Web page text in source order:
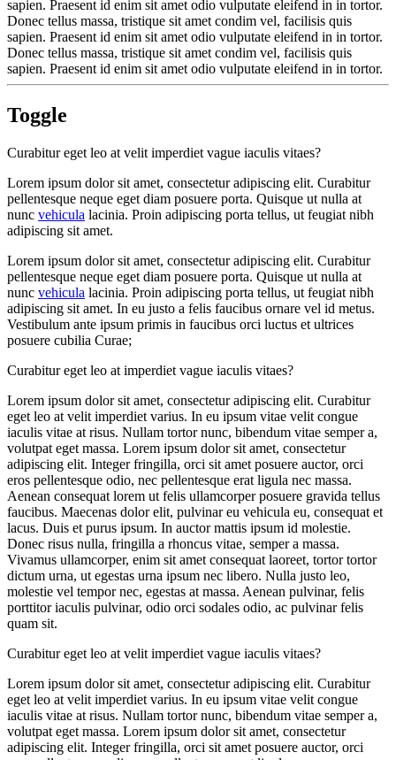
sapien. Praesent id enim sit amet odio vulputate eleifend in in tortor.
Donec tellus massa, tristique sit amet condim vel, facilisis quis
sapien. Praesent id enim sit amet odio vulputate eleifend in in tortor.
Donec tellus massa, tristique sit amet condim vel, facilisis quis
sapien. Praesent id enim sit amet odio vulputate eleifend in in tortor.
Toggle
Curabitur eget leo at velit imperdiet vague iaculis vitaes?
Lorem ipsum dolor sit amet, consectetur adipiscing elit. Curabitur
pellentesque neque eget diam posuere porta. Quisque ut nulla at
nunc vehicula lacinia. Proin adipiscing porta tellus, ut feugiat nibh
adipiscing sit amet.
Lorem ipsum dolor sit amet, consectetur adipiscing elit. Curabitur
pellentesque neque eget diam posuere porta. Quisque ut nulla at
nunc vehicula lacinia. Proin adipiscing porta tellus, ut feugiat nibh
adipiscing sit amet. In eu justo a felis faucibus ornare vel id metus.
Vestibulum ante ipsum primis in faucibus orci luctus et ultrices
posuere cubilia Curae;
Curabitur eget leo at imperdiet vague iaculis vitaes?
Lorem ipsum dolor sit amet, consectetur adipiscing elit. Curabitur
eget leo at velit imperdiet varius. In eu ipsum vitae velit congue
iaculis vitae at risus. Nullam tortor nunc, bibendum vitae semper a,
volutpat eget massa. Lorem ipsum dolor sit amet, consectetur
adipiscing elit. Integer fringilla, orci sit amet posuere auctor, orci
eros pellentesque odio, nec pellentesque erat ligula nec massa.
Aenean consequat lorem ut felis ullamcorper posuere gravida tellus
faucibus. Maecenas dolor elit, pulvinar eu vehicula eu, consequat et
lacus. Duis et purus ipsum. In auctor mattis ipsum id molestie.
Donec risus nulla, fringilla a rhoncus vitae, semper a massa.
Vivamus ullamcorper, enim sit amet consequat laoreet, tortor tortor
dictum urna, ut egestas urna ipsum nec libero. Nulla justo leo,
molestie vel tempor nec, egestas at massa. Aenean pulvinar, felis
porttitor iaculis pulvinar, odio orci sodales odio, ac pulvinar felis
quam sit.
Curabitur eget leo at velit imperdiet vague iaculis vitaes?
Lorem ipsum dolor sit amet, consectetur adipiscing elit. Curabitur
eget leo at velit imperdiet varius. In eu ipsum vitae velit congue
iaculis vitae at risus. Nullam tortor nunc, bibendum vitae semper a,
volutpat eget massa. Lorem ipsum dolor sit amet, consectetur
adipiscing elit. Integer fringilla, orci sit amet posuere auctor, orci